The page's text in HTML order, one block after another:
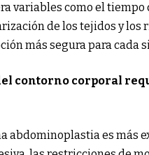
variables como el
de los tejidos y los
más segura para cada
contorno corporal
abdominoplastia es más